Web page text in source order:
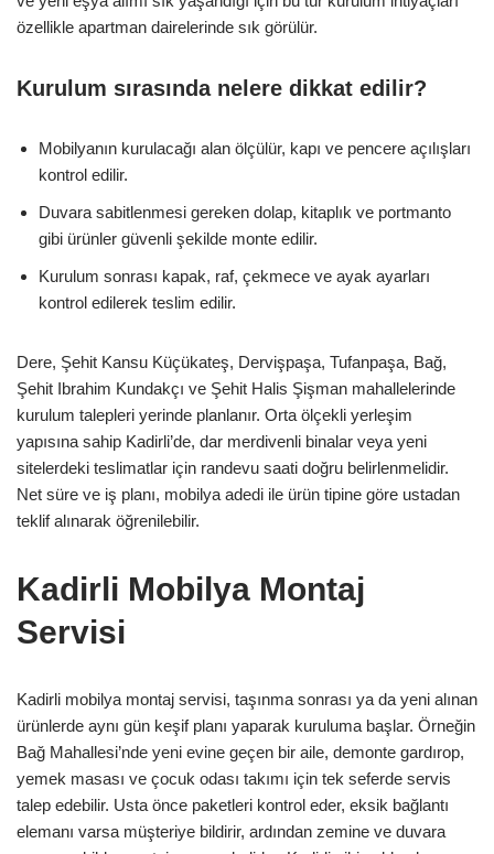
özellikle apartman dairelerinde sık görülür.
Kurulum sırasında nelere dikkat edilir?
Mobilyanın kurulacağı alan ölçülür, kapı ve pencere açılışları
kontrol edilir.
Duvara sabitlenmesi gereken dolap, kitaplık ve portmanto
gibi ürünler güvenli şekilde monte edilir.
Kurulum sonrası kapak, raf, çekmece ve ayak ayarları
kontrol edilerek teslim edilir.
Dere, Şehit Kansu Küçükateş, Dervişpaşa, Tufanpaşa, Bağ,
Şehit Ibrahim Kundakçı ve Şehit Halis Şişman mahallelerinde
kurulum talepleri yerinde planlanır. Orta ölçekli yerleşim
yapısına sahip Kadirli’de, dar merdivenli binalar veya yeni
sitelerdeki teslimatlar için randevu saati doğru belirlenmelidir.
Net süre ve iş planı, mobilya adedi ile ürün tipine göre ustadan
teklif alınarak öğrenilebilir.
Kadirli Mobilya Montaj
Servisi
Kadirli mobilya montaj servisi, taşınma sonrası ya da yeni alınan
ürünlerde aynı gün keşif planı yaparak kuruluma başlar. Örneğin
Bağ Mahallesi’nde yeni evine geçen bir aile, demonte gardırop,
yemek masası ve çocuk odası takımı için tek seferde servis
talep edebilir. Usta önce paketleri kontrol eder, eksik bağlantı
elemanı varsa müşteriye bildirir, ardından zemine ve duvara